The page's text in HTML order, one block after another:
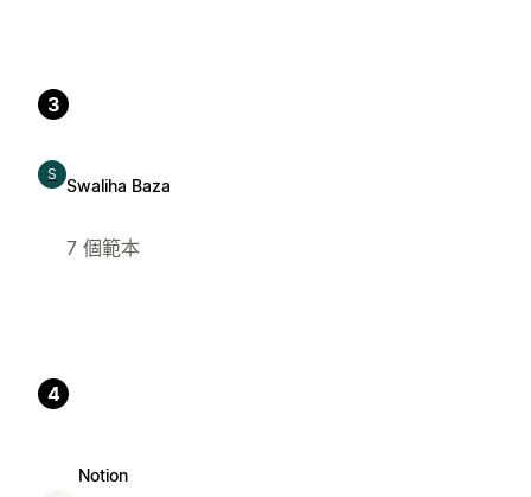
3
S
Swaliha Baza
7 個範本
4
Notion